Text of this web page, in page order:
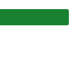
.
.